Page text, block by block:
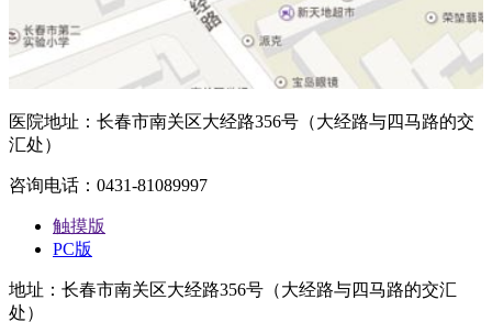
医院地址：长春市南关区大经路356号（大经路与四马路的交
汇处）
咨询电话：0431-81089997
触摸版
PC版
地址：长春市南关区大经路356号（大经路与四马路的交汇
处）